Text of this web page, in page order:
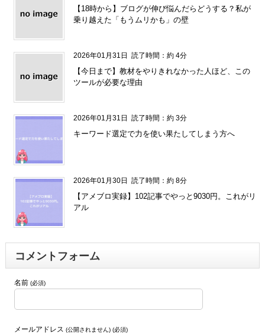
【18時から】ブログが伸び悩んだらどうする？私が
乗り越えた「もうムリかも」の壁
2026年01月31日 読了時間：約 4分
【今日まで】教材をやりきれなかった人ほど、この
ツールが必要な理由
2026年01月31日 読了時間：約 3分
キーワード選定で力を使い果たしてしまう方へ
2026年01月30日 読了時間：約 8分
【アメブロ実録】102記事でやっと9030円。これがリ
アル
コメントフォーム
名前 (必須)
メールアドレス (公開されません) (必須)